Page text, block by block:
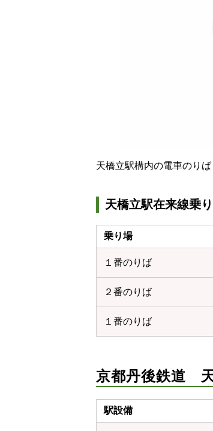
天橋立駅構内の電車のり
天橋立駅在来線乗
乗り場
１番のりば
２番のりば
１番のりば
京都丹後鉄道
駅設備